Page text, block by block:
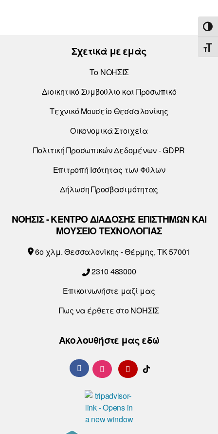
Σχετικά με εμάς
Το ΝΟΗΣΙΣ
Διοικητικό Συμβούλιο και Προσωπικό
Τεχνικό Μουσείο Θεσσαλονίκης
Οικονομικά Στοιχεία
Πολιτική Προσωπικών Δεδομένων - GDPR
Επιτροπή Ισότητας των Φύλων
Δήλωση Προσβασιμότητας
ΝΟΗΣΙΣ - ΚΕΝΤΡΟ ΔΙΑΔΟΣΗΣ ΕΠΙΣΤΗΜΩΝ ΚΑΙ
ΜΟΥΣΕΙΟ ΤΕΧΝΟΛΟΓΙΑΣ
6o χλμ. Θεσσαλονίκης - Θέρμης, ΤΚ 57001
2310 483000
Επικοινωνήστε μαζί μας
Πως να έρθετε στο ΝΟΗΣΙΣ
Ακολουθήστε μας εδώ